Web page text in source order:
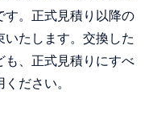
す。正式見積り以降の
たします。交換した
、正式見積りにすべ
ださい。